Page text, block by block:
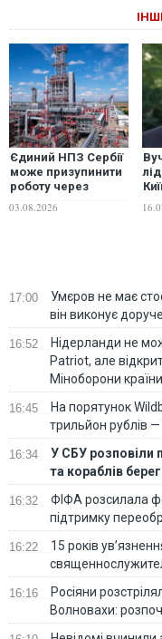
Єдиний НПЗ Сербії
може призупинити
роботу через
води у Дунаї
03.08.2026
17:00
Умєров не має
він виконує
16:52
Нідерланди не
Patriot, але
Міноборони країни
16:45
На порятунок
трильйон рублів —
16:34
У СБУ розповіли
та кораблів
16:32
ФІФА розсилала
підтримку
16:22
15 років
16:16
Росіяни
Волновахи: